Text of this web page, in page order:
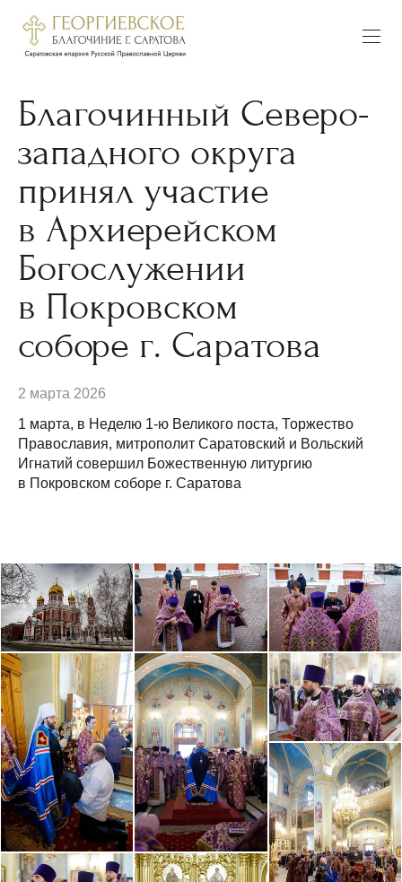
Благочинный Северо-
западного округа
принял участие
в Архиерейском
Богослужении
в Покровском
соборе г. Саратова
2 марта 2026
1 марта, в Неделю 1-ю Великого поста, Торжество
Православия, митрополит Саратовский и Вольский
Игнатий совершил Божественную литургию
в Покровском соборе г. Саратова